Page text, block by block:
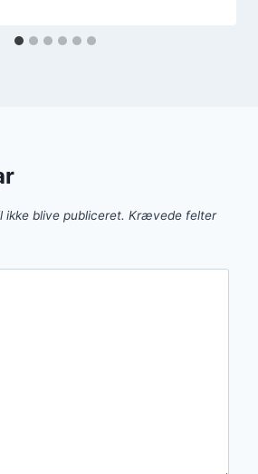
ikke blive publiceret. Krævede felter